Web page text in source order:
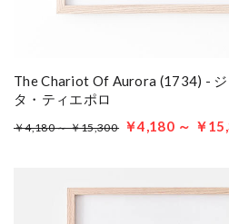
The Chariot Of Aurora (1734) -
タ・ティエポロ
￥4,180 ～ ￥15,300 ￥4,180 ～ ￥